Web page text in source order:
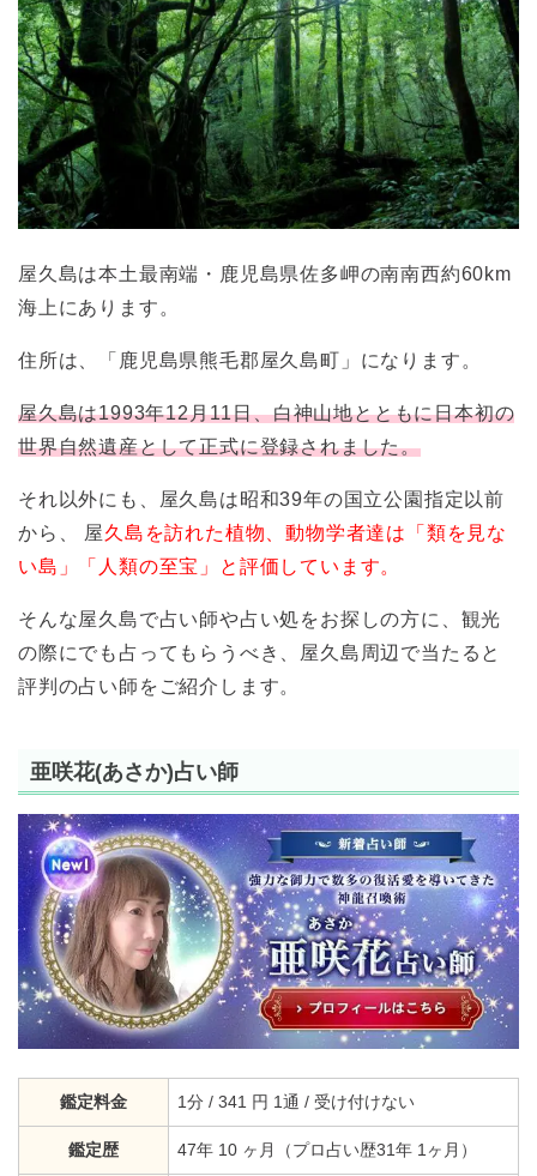
屋久島は本土最南端・鹿児島県佐多岬の南南西約60km
海上にあります。
住所は、「鹿児島県熊毛郡屋久島町」になります。
屋久島は1993年12月11日、白神山地とともに日本初の
世界自然遺産として正式に登録されました。
それ以外にも、屋久島は昭和39年の国立公園指定以前
から、 屋久島を訪れた植物、動物学者達は「類を見な
い島」「人類の至宝」と評価しています。
そんな屋久島で占い師や占い処をお探しの方に、観光
の際にでも占ってもらうべき、屋久島周辺で当たると
評判の占い師をご紹介します。
亜咲花(あさか)占い師
鑑定料金 1分 / 341 円 1通 / 受け付けない
鑑定歴 47年 10 ヶ月（プロ占い歴31年 1ヶ月）